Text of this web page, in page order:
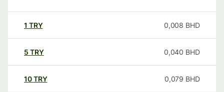
1 TRY 0,008 BHD
5 TRY 0,040 BHD
10TRY 0,079 BHD